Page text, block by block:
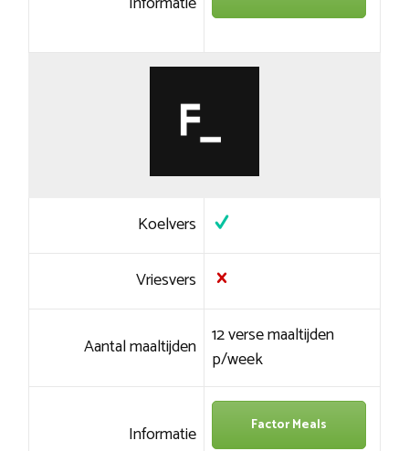
Koelvers
Vriesvers
Aantal maaltijden 12 verse maaltijden
p/week
Informatie Factor Meals